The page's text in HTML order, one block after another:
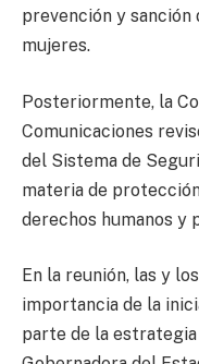
prevención y sanción
mujeres.
Posteriormente, la
Comunicaciones
del Sistema de
materia de
derechos humanos y
En la reunión, las y
importancia de la
parte de la